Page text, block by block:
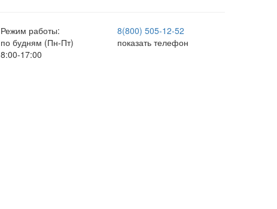
Режим работы:
по будням (Пн-Пт)
8:00-17:00
8(800) 505-12-52
показать телефон